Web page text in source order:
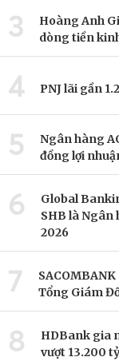
3
Hoàng Anh
dòng tiền
4 PNJ lãi gần
5
Ngân hàng
đồng lợi
6
Global
SHB là
2026
7
Tổng Giám
8
HDBank gia
vượt 13.200